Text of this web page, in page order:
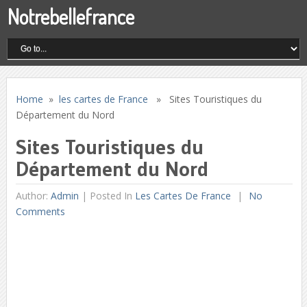
Notrebellefrance
Home » les cartes de France » Sites Touristiques du
Département du Nord
Sites Touristiques du
Département du Nord
Author: Admin | Posted In Les Cartes De France
No
Comments